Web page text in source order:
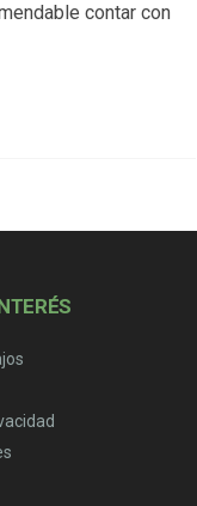
contar con